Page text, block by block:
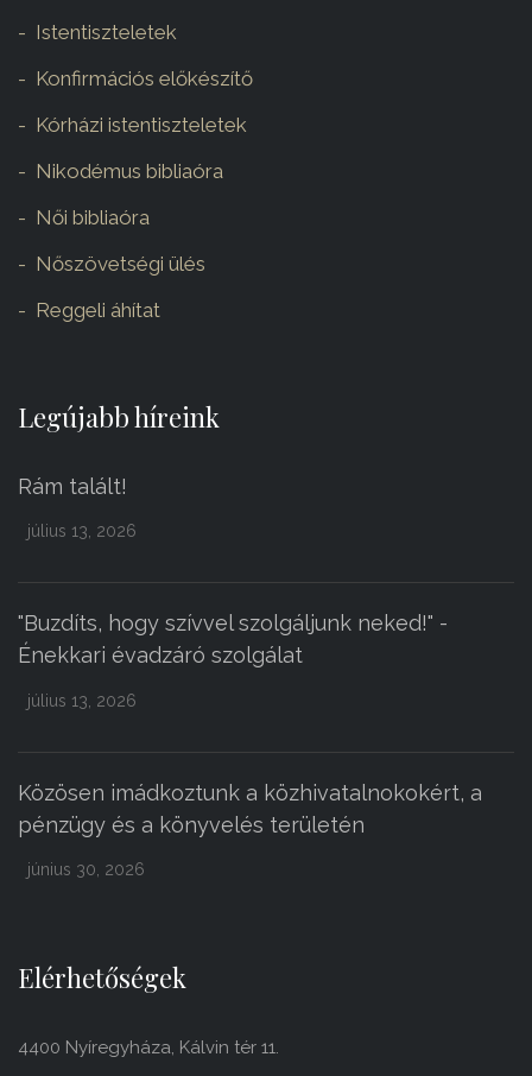
Istentiszteletek
Konfirmációs előkészítő
Kórházi istentiszteletek
Nikodémus bibliaóra
Női bibliaóra
Nőszövetségi ülés
Reggeli áhítat
Legújabb híreink
Rám talált!
július 13, 2026
"Buzdíts, hogy szívvel szolgáljunk neked!" -
Énekkari évadzáró szolgálat
július 13, 2026
Közösen imádkoztunk a közhivatalnokokért, a
pénzügy és a könyvelés területén
június 30, 2026
Elérhetőségek
4400 Nyíregyháza, Kálvin tér 11.